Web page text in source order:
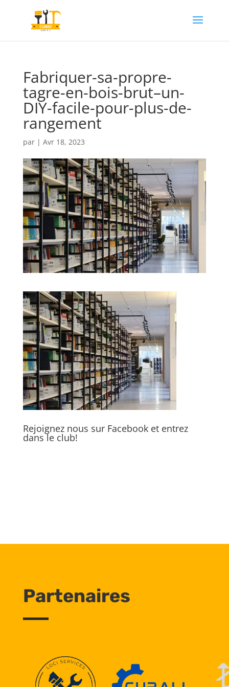
Fabriquer-sa-propre-
tagre-en-bois-brut–un-
DIY-facile-pour-plus-de-
rangement
par | Avr 18, 2023
Rejoignez nous sur Facebook et entrez
dans le club!
Partenaires